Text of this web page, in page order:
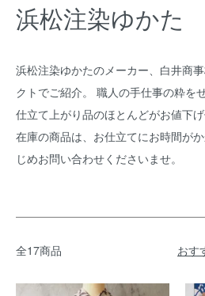
浜松注染ゆかた
浜松注染ゆかたのメーカー、白井商
クトでご紹介。 職人の手仕事の粋を
仕立て上がり品のほとんどがお値下
在庫の商品は、お仕立てにお時間が
じめお問い合わせくださいませ。
全17商品 おす